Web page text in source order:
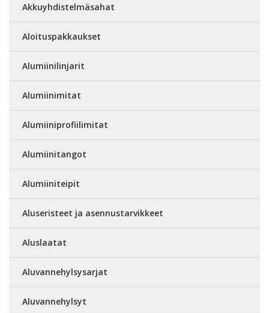
Akkuyhdistelmäsahat
Aloituspakkaukset
Alumiinilinjarit
Alumiinimitat
Alumiiniprofiilimitat
Alumiinitangot
Alumiiniteipit
Aluseristeet ja asennustarvikkeet
Aluslaatat
Aluvannehylsysarjat
Aluvannehylsyt